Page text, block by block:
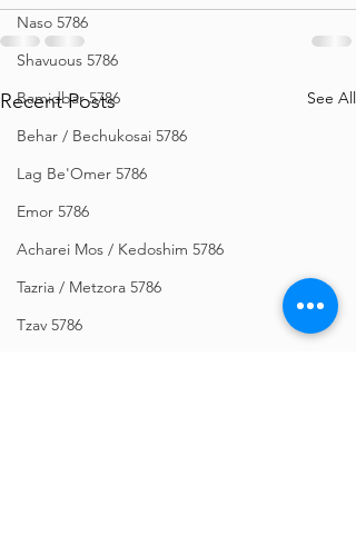
Naso 5786
Shavuous 5786
Bamidbar 5786
Behar / Bechukosai 5786
Lag Be'Omer 5786
Emor 5786
Acharei Mos / Kedoshim 5786
Tazria / Metzora 5786
Tzav 5786
Recent Posts See All